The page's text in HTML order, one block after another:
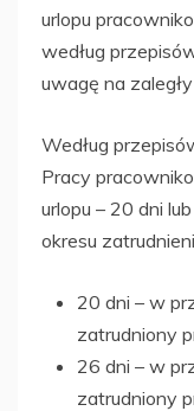
urlopu
według
uwagę na zaległy
Według
Pracy
urlopu – 20 dni
okresu
20 dni – w
zatrudniony
26 dni – w
zatrudniony